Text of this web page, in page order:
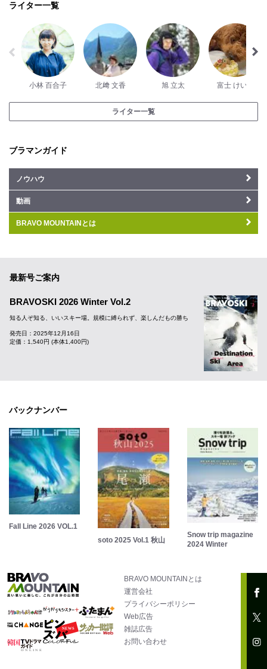
ライター一覧
小林 百合子 北﨑 文香 旭 立太 富士 けい太
ライター一覧
ブラマンガイド
ノウハウ
動画
BRAVO MOUNTAINとは
最新号ご案内
BRAVOSKI 2026 Winter Vol.2
知る人ぞ知る、いいスキー場。規模に縛られず、楽しんだもの勝ち
発売日：2025年12月16日
定価：1,540円 (本体1,400円)
バックナンバー
Fall Line 2026 VOL.1
soto 2025 Vol.1 秋山
Snow trip magazine
2024 Winter
BRAVO MOUNTAINとは
運営会社
プライバシーポリシー
Web広告
雑誌広告
お問い合わせ